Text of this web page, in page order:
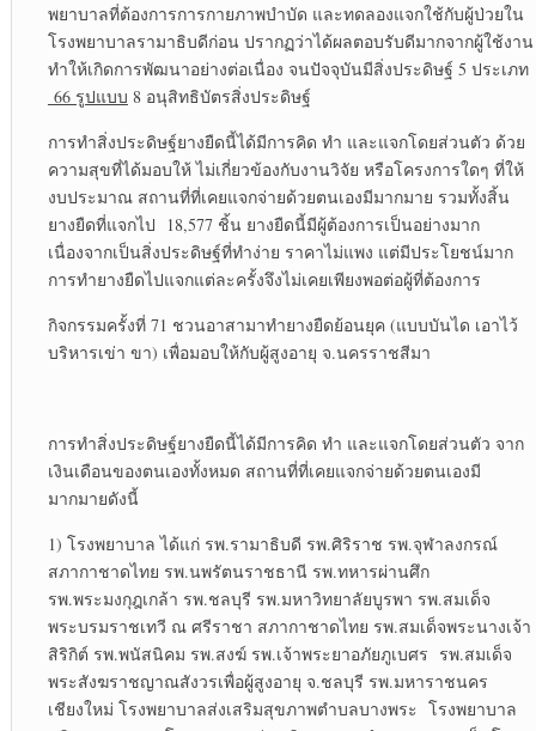
พยาบาลที่ต้องการการกายภาพบำบัด และทดลองแจกใช้กับผู้ป่วยใน
โรงพยาบาลรามาธิบดีก่อน ปรากฏว่าได้ผลตอบรับดีมากจากผู้ใช้งาน
ทำให้เกิดการพัฒนาอย่างต่อเนื่อง จนปัจจุบันมีสิ่งประดิษฐ์ 5 ประเภท
66 รูปแบบ 8 อนุสิทธิบัตรสิ่งประดิษฐ์
การทำสิ่งประดิษฐ์ยางยืดนี้ได้มีการคิด ทำ และแจกโดยส่วนตัว ด้วย
ความสุขที่ได้มอบให้ ไม่เกี่ยวข้องกับงานวิจัย หรือโครงการใดๆ ที่ให้
งบประมาณ สถานที่ที่เคยแจกจ่ายด้วยตนเองมีมากมาย รวมทั้งสิ้น
ยางยืดที่แจกไป 18,577 ชิ้น ยางยืดนี้มีผู้ต้องการเป็นอย่างมาก
เนื่องจากเป็นสิ่งประดิษฐ์ที่ทำง่าย ราคาไม่แพง แต่มีประโยชน์มาก
การทำยางยืดไปแจกแต่ละครั้งจึงไม่เคยเพียงพอต่อผู้ที่ต้องการ
กิจกรรมครั้งที่ 71 ชวนอาสามาทำยางยืดย้อนยุค (แบบบันได เอาไว้
บริหารเข่า ขา) เพื่อมอบให้กับผู้สูงอายุ จ.นครราชสีมา
การทำสิ่งประดิษฐ์ยางยืดนี้ได้มีการคิด ทำ และแจกโดยส่วนตัว จาก
เงินเดือนของตนเองทั้งหมด สถานที่ที่เคยแจกจ่ายด้วยตนเองมี
มากมายดังนี้
1) โรงพยาบาล ได้แก่ รพ.รามาธิบดี รพ.ศิริราช รพ.จุฬาลงกรณ์
สภากาชาดไทย รพ.นพรัตนราชธานี รพ.ทหารผ่านศึก
รพ.พระมงกุฎเกล้า รพ.ชลบุรี รพ.มหาวิทยาลัยบูรพา รพ.สมเด็จ
พระบรมราชเทวี ณ ศรีราชา สภากาชาดไทย รพ.สมเด็จพระนางเจ้า
สิริกิต์ รพ.พนัสนิคม รพ.สงฆ์ รพ.เจ้าพระยาอภัยภูเบศร รพ.สมเด็จ
พระสังฆราชญาณสังวรเพื่อผู้สูงอายุ จ.ชลบุรี รพ.มหาราชนคร
เชียงใหม่ โรงพยาบาลส่งเสริมสุขภาพตำบลบางพระ โรงพยาบาล